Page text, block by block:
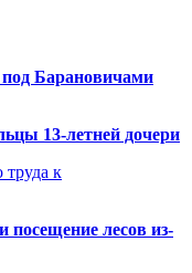
под Барановичами
13-летней дочери
труда к
посещение лесов из-